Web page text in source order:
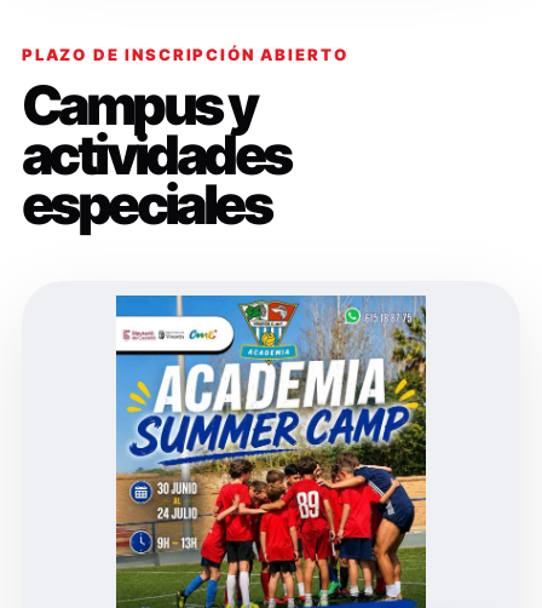
PLAZO DE INSCRIPCIÓN ABIERTO
Campus y
actividades
especiales